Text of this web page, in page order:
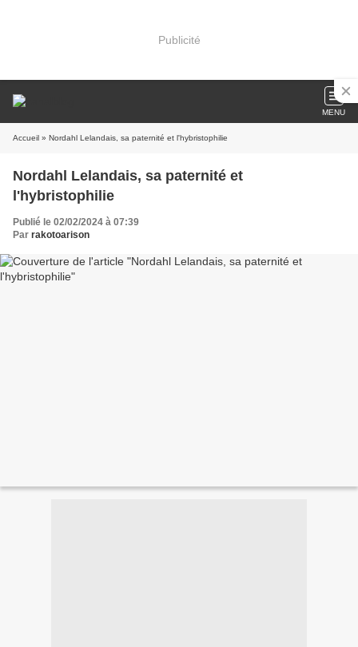
Publicité
MENU
Accueil » Nordahl Lelandais, sa paternité et l'hybristophilie
Nordahl Lelandais, sa paternité et
l'hybristophilie
Publié le 02/02/2024 à 07:39
Par rakotoarison